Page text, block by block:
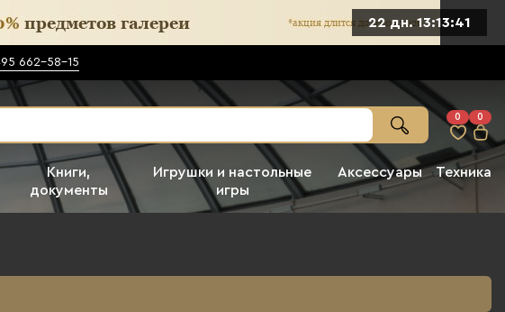
22 дн. 13:13:39
662-58-15
0 0
Книги,
документы
Игрушки и настольные
игры
Аксессуары Техника